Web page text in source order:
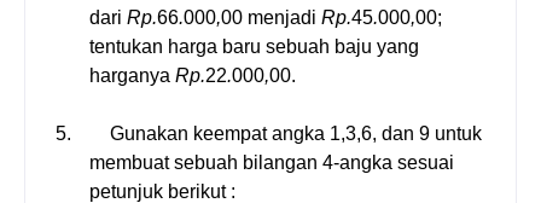
dari Rp.66.000,00 menjadi Rp.45.000,00;
tentukan harga baru sebuah baju yang
harganya Rp.22.000,00.
5.
Gunakan keempat angka 1,3,6, dan 9 untuk
membuat sebuah bilangan 4-angka sesuai
petunjuk berikut :